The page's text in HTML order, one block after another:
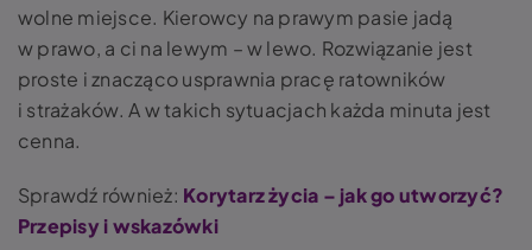
wolne miejsce. Kierowcy na prawym pasie jadą
w prawo, a ci na lewym – w lewo. Rozwiązanie jest
proste i znacząco usprawnia pracę ratowników
i strażaków. A w takich sytuacjach każda minuta jest
cenna.
Sprawdź również: Korytarz życia – jak go utworzyć?
Przepisy i wskazówki